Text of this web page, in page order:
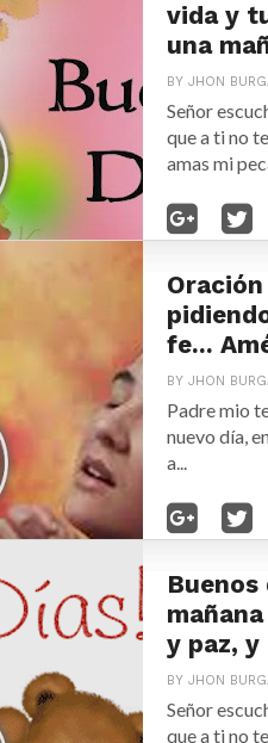
vida y
una
BY JHON
Señor
que a ti no
amas mi
fe...
BY JHON
Padre mio
nuevo día,
a...
y paz, y
BY JHON
Señor
que a ti no